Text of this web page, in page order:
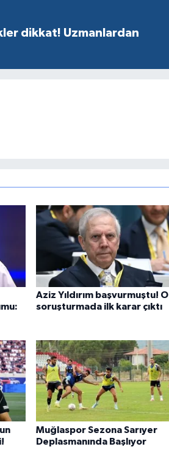
dikkat! Uzmanlardan
Aziz Yıldırım başvurmuştu! O
soruşturmada ilk karar çıktı
Muğlaspor Sezona Sarıyer
Deplasmanında Başlıyor